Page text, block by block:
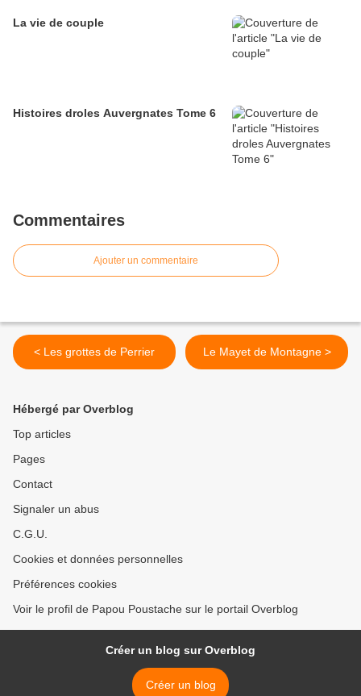
La vie de couple
Histoires droles Auvergnates Tome 6
Commentaires
Ajouter un commentaire
< Les grottes de Perrier Le Mayet de Montagne >
Hébergé par Overblog
Top articles
Pages
Contact
Signaler un abus
C.G.U.
Cookies et données personnelles
Préférences cookies
Voir le profil de Papou Poustache sur le portail Overblog
Créer un blog sur Overblog
Créer un blog